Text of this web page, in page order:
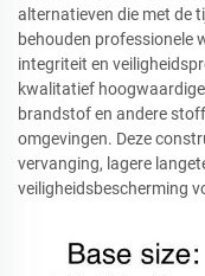
alternatieven die met de
behouden professionele
integriteit en
kwalitatief
brandstof en andere
omgevingen. Deze
vervanging, lagere
veiligheidsbescherming